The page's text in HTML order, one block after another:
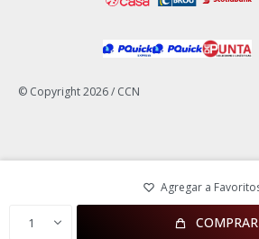
1 COMPRAR
© Copyright 2026 / CCN